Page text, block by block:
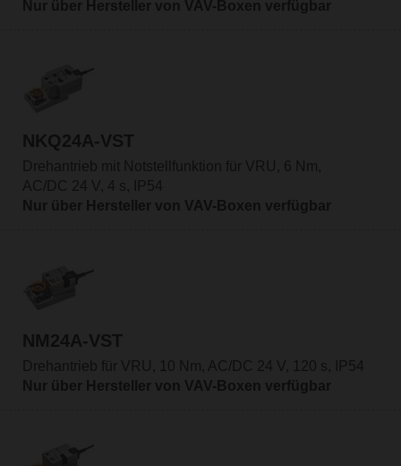
Nur über Hersteller von VAV-Boxen verfügbar
NKQ24A-VST
Drehantrieb mit Notstellfunktion für VRU, 6 Nm,
AC/DC 24 V, 4 s, IP54
Nur über Hersteller von VAV-Boxen verfügbar
NM24A-VST
Drehantrieb für VRU, 10 Nm, AC/DC 24 V, 120 s, IP54
Nur über Hersteller von VAV-Boxen verfügbar